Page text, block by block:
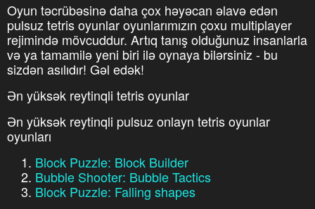
Oyun təcrübəsinə daha çox həyəcan əlavə edən
pulsuz tetris oyunlar oyunlarımızın çoxu multiplayer
rejimində mövcuddur. Artıq tanış olduğunuz insanlarla
və ya tamamilə yeni biri ilə oynaya bilərsiniz - bu
sizdən asılıdır! Gəl edək!
Ən yüksək reytinqli tetris oyunlar
Ən yüksək reytinqli pulsuz onlayn tetris oyunlar
oyunları
Block Puzzle: Block Builder
Bubble Shooter: Bubble Tactics
Block Puzzle: Falling shapes